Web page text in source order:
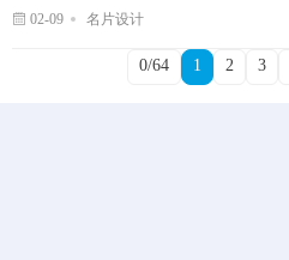
02-09 名片设计
0/64 1 2 3